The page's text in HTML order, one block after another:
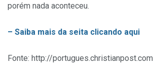
porém nada aconteceu.
– Saiba mais da seita clicando aqui
Fonte: http://portugues.christianpost.com